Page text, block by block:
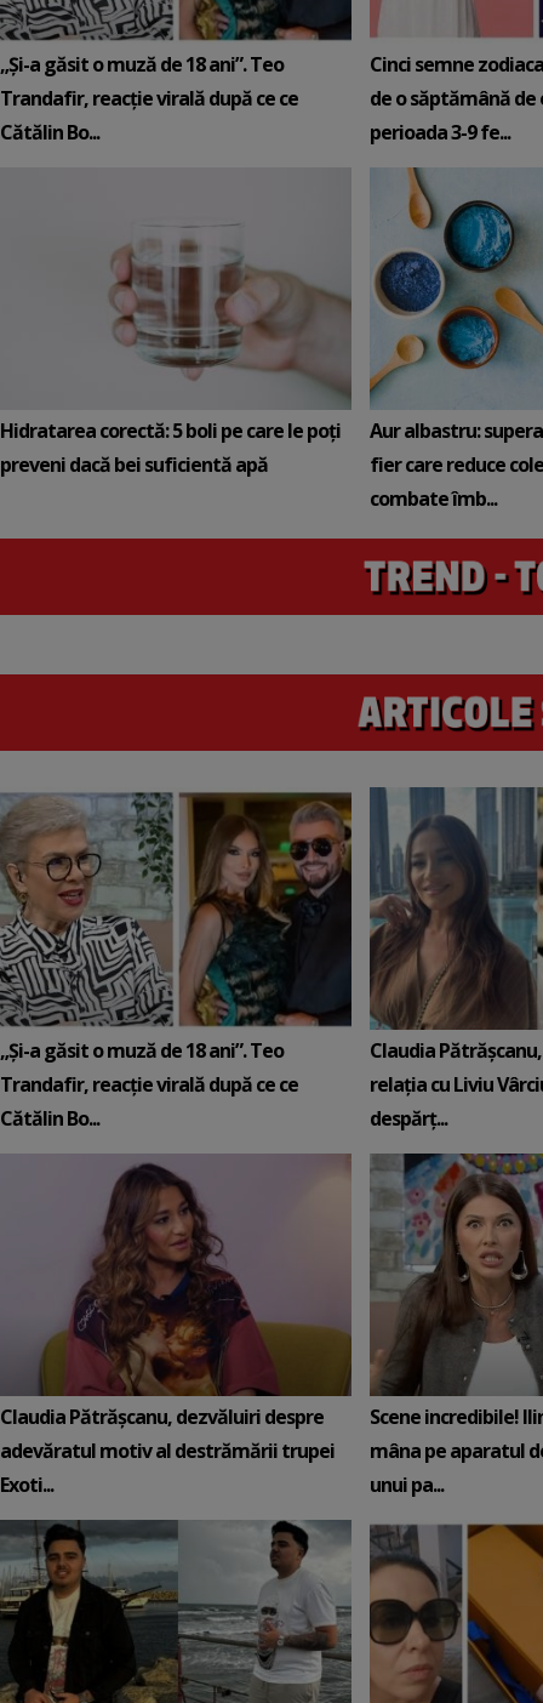
„Și-a găsit o muză de 18 ani”. Teo
Trandafir, reacție virală după ce ce
Cătălin Bo...
Cinci semne
de o săptămână de
perioada 3-9 fe...
Hidratarea corectă: 5 boli pe care le poți
preveni dacă bei suficientă apă
Aur albastru:
fier care reduce
combate îmb...
„Și-a găsit o muză de 18 ani”. Teo
Trandafir, reacție virală după ce ce
Cătălin Bo...
Claudia
relația cu Liviu
despărț...
Claudia Pătrășcanu, dezvăluiri despre
adevăratul motiv al destrămării trupei
Exoti...
Scene incredibile!
mâna pe aparatul
unui pa...